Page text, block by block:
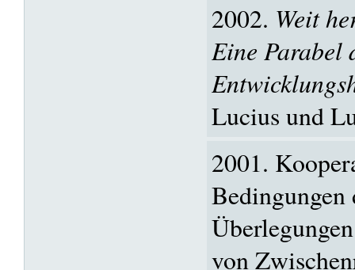
2002. Weit
Eine Parabel
Lucius und
2001.
von